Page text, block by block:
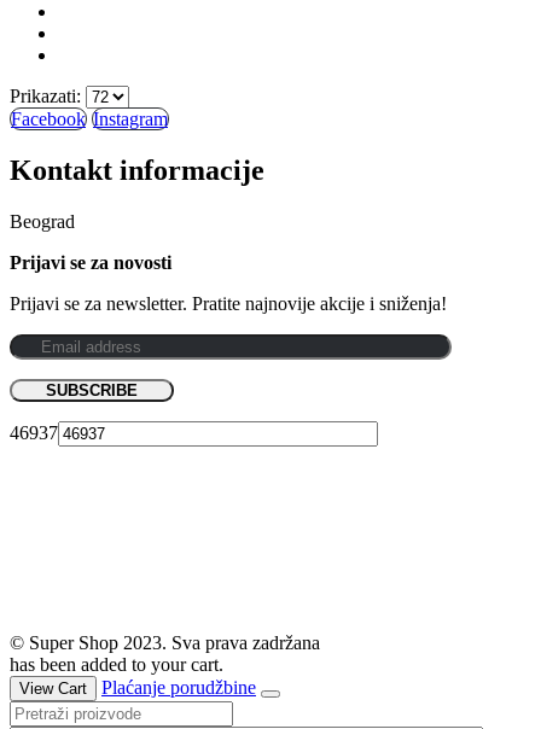
Prikazati:
Facebook Instagram
Kontakt informacije
Beograd
Prijavi se za novosti
Prijavi se za newsletter. Pratite najnovije akcije i sniženja!
46937
© Super Shop 2023. Sva prava zadržana
has been added to your cart.
View Cart Plaćanje porudžbine